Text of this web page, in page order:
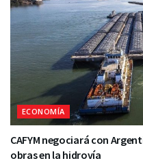
ECONOMÍA
CAFYM negociará con
obras en la hidrovía